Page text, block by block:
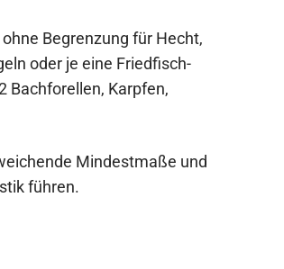
Begrenzung für Hecht,
oder je eine Friedfisch-
Bachforellen, Karpfen,
Mindestmaße und
führen.